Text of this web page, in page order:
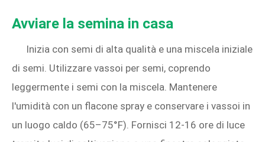
Avviare la semina in casa
Inizia con semi di alta qualità e una miscela iniziale
di semi. Utilizzare vassoi per semi, coprendo
leggermente i semi con la miscela. Mantenere
l'umidità con un flacone spray e conservare i vassoi in
un luogo caldo (65–75°F). Fornisci 12-16 ore di luce